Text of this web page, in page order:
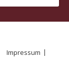
Impressum